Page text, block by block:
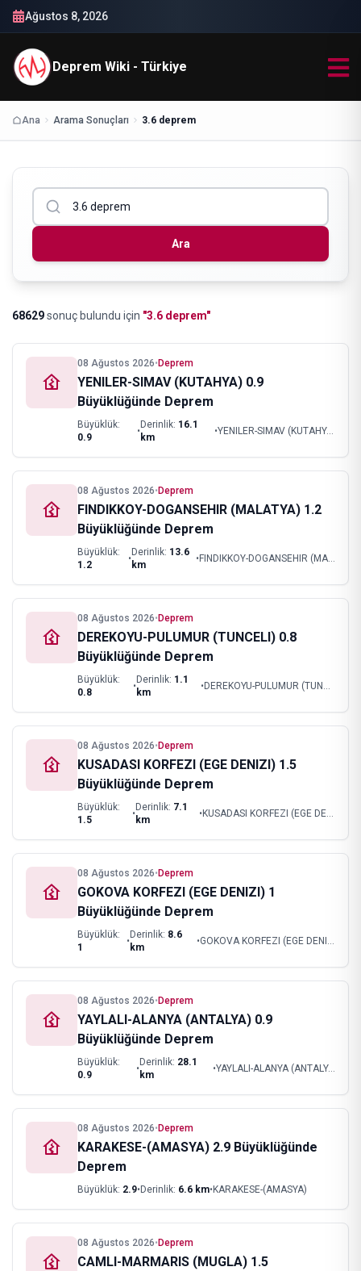
Ağustos 8, 2026
Deprem Wiki - Türkiye
Ana Arama Sonuçları 3.6 deprem
Ara
68629sonuç bulundu için "3.6 deprem"
08 Ağustos 2026• Deprem
YENILER-SIMAV (KUTAHYA) 0.9
Büyüklüğünde Deprem
Büyüklük:
0.9
•
Derinlik: 16.1
km
• YENILER-SIMAV (KUTAHYA)
08 Ağustos 2026• Deprem
FINDIKKOY-DOGANSEHIR (MALATYA) 1.2
Büyüklüğünde Deprem
Büyüklük:
1.2
•
Derinlik: 13.6
km
• FINDIKKOY-DOGANSEHIR (MALATYA)
08 Ağustos 2026• Deprem
DEREKOYU-PULUMUR (TUNCELI) 0.8
Büyüklüğünde Deprem
Büyüklük:
0.8
•
Derinlik: 1.1
km
• DEREKOYU-PULUMUR (TUNCELI)
08 Ağustos 2026• Deprem
KUSADASI KORFEZI (EGE DENIZI) 1.5
Büyüklüğünde Deprem
Büyüklük:
1.5
•
Derinlik: 7.1
km
• KUSADASI KORFEZI (EGE DENIZI)
08 Ağustos 2026• Deprem
GOKOVA KORFEZI (EGE DENIZI) 1
Büyüklüğünde Deprem
Büyüklük:
1
•
Derinlik: 8.6
km
• GOKOVA KORFEZI (EGE DENIZI)
08 Ağustos 2026• Deprem
YAYLALI-ALANYA (ANTALYA) 0.9
Büyüklüğünde Deprem
Büyüklük:
0.9
•
Derinlik: 28.1
km
• YAYLALI-ALANYA (ANTALYA)
08 Ağustos 2026• Deprem
KARAKESE-(AMASYA) 2.9 Büyüklüğünde
Deprem
Büyüklük: 2.9•Derinlik: 6.6 km•KARAKESE-(AMASYA)
08 Ağustos 2026• Deprem
CAMLI-MARMARIS (MUGLA) 1.5